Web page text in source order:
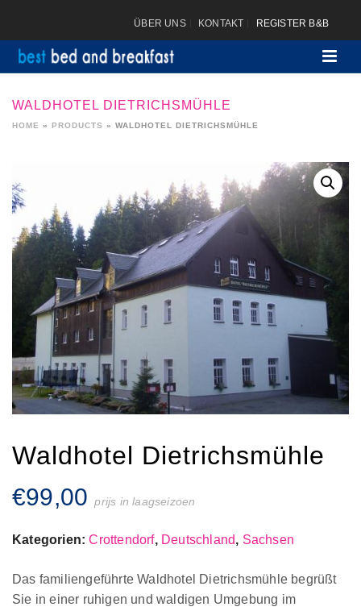
ÜBER UNS KONTAKT REGISTER B&B
WALDHOTEL DIETRICHSMÜHLE
HOME » PRODUCTS » WALDHOTEL DIETRICHSMÜHLE
Waldhotel Dietrichsmühle
€99,00 prijs in laagseizoen
Kategorien:Crottendorf, Deutschland, Sachsen
Das familiengeführte Waldhotel Dietrichsmühle begrüßt
Sie in einer ruhigen und waldigen Umgebung im